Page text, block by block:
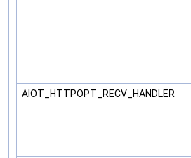
AIOT_HTTPOPT_RECV_HANDLER